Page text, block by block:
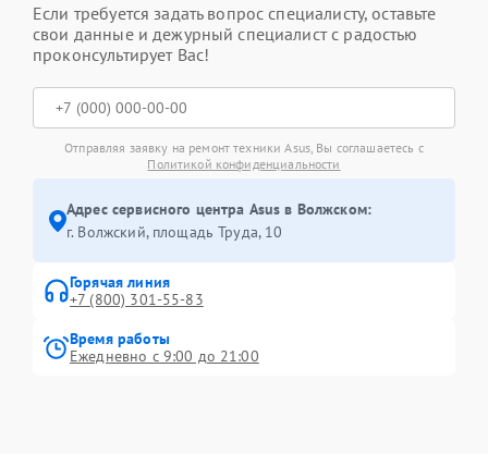
Если требуется задать вопрос специалисту, оставьте
свои данные и дежурный специалист с радостью
проконсультирует Вас!
Отправляя заявку на ремонт техники Asus, Вы соглашаетесь с
Политикой конфиденциальности
Адрес сервисного центра Asus в Волжском:
г. Волжский, площадь Труда, 10
Горячая линия
+7 (800) 301-55-83
Время работы
Ежедневно с 9:00 до 21:00